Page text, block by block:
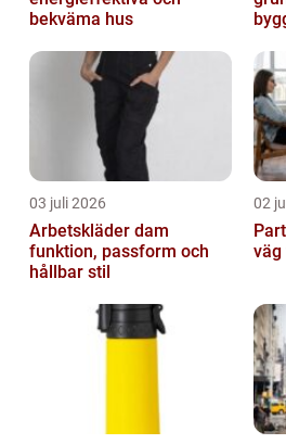
bekväma hus
03 juli 2026
Arbetskläder dam
funktion, passform och
hållbar stil
02